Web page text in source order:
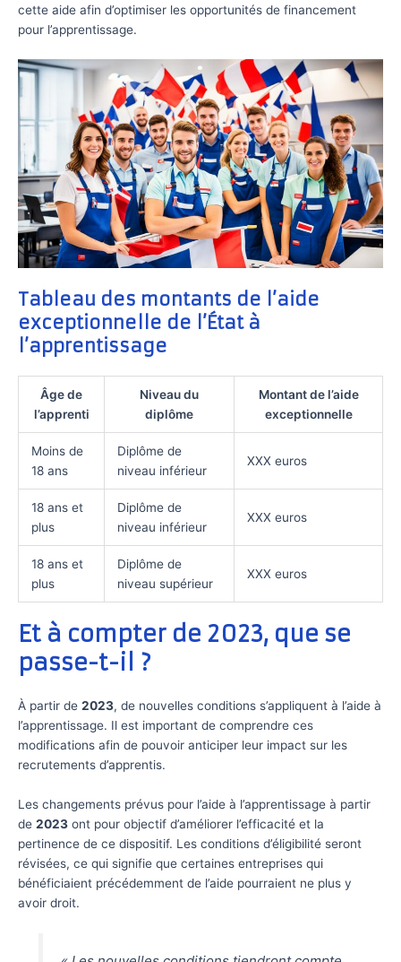
cette aide afin d’optimiser les opportunités de financement
pour l’apprentissage.
Tableau des montants de l’aide
exceptionnelle de l’État à
l’apprentissage
Âge de
l’apprenti
Niveau du
diplôme
Montant de l’aide
exceptionnelle
Moins de
18 ans
Diplôme de
niveau inférieur
XXX euros
18 ans et
plus
Diplôme de
niveau inférieur
XXX euros
18 ans et
plus
Diplôme de
niveau supérieur
XXX euros
Et à compter de 2023, que se
passe-t-il ?
À partir de 2023, de nouvelles conditions s’appliquent à l’aide à
l’apprentissage. Il est important de comprendre ces
modifications afin de pouvoir anticiper leur impact sur les
recrutements d’apprentis.
Les changements prévus pour l’aide à l’apprentissage à partir
de 2023 ont pour objectif d’améliorer l’efficacité et la
pertinence de ce dispositif. Les conditions d’éligibilité seront
révisées, ce qui signifie que certaines entreprises qui
bénéficiaient précédemment de l’aide pourraient ne plus y
avoir droit.